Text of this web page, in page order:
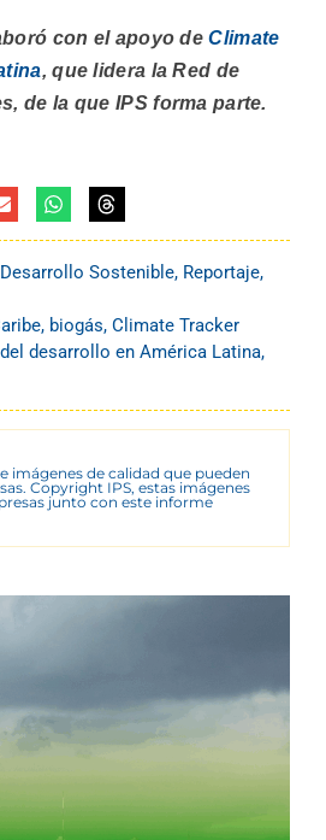
con el apoyo deClimate
, que lidera la Red de
de la que IPS forma parte.
Desarrollo Sostenible, Reportaje,
, biogás, Climate Tracker
desarrollo en América Latina,
imágenes de calidad que pueden
Copyright IPS, estas imágenes
junto con este informe